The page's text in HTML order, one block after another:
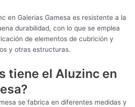
en Galerias Gamesa es resistente a la
durabilidad, con lo que se emplea
de elementos de cubrición y
y otras estructuras.
tiene el Aluzinc en
se fabrica en diferentes medidas y